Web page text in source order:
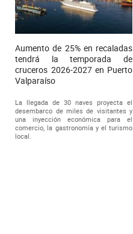
Aumento de 25% en recaladas
tendrá la temporada de
cruceros 2026-2027 en Puerto
Valparaíso
La llegada de 30 naves proyecta el
desembarco de miles de visitantes y
una inyección económica para el
comercio, la gastronomía y el turismo
local.